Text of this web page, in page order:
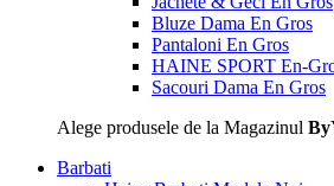
Bluze Dama En Gros
Pantaloni En Gros
HAINE SPORT En-
Sacouri Dama En Gros
Alege produsele de la Magazinul
Barbati